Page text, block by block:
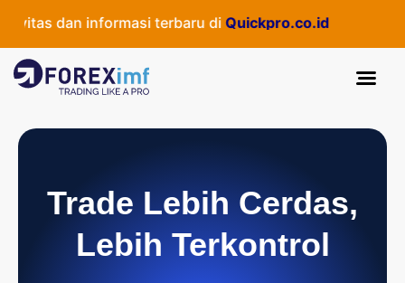
dan informasi terbaru di Quickpro.co.id
Trade Lebih Cerdas,
Lebih Terkontrol